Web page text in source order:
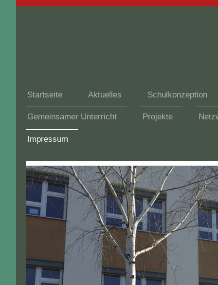
Startseite Aktuelles Schulkonzeption
Gemeinsamer Unterricht Projekte
Impressum